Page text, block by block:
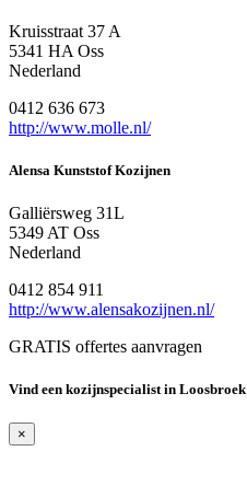
Kruisstraat 37 A
5341 HA Oss
Nederland
0412 636 673
http://www.molle.nl/
Alensa Kunststof Kozijnen
Galliërsweg 31L
5349 AT Oss
Nederland
0412 854 911
http://www.alensakozijnen.nl/
GRATIS offertes aanvragen
Vind een kozijnspecialist in Loosbroek
×